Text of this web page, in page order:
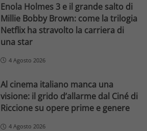
Enola Holmes 3 e il grande salto di
Millie Bobby Brown: come la trilogia
Netflix ha stravolto la carriera di
una star
4 Agosto 2026
Al cinema italiano manca una
visione: il grido d’allarme dal Ciné di
Riccione su opere prime e genere
4 Agosto 2026